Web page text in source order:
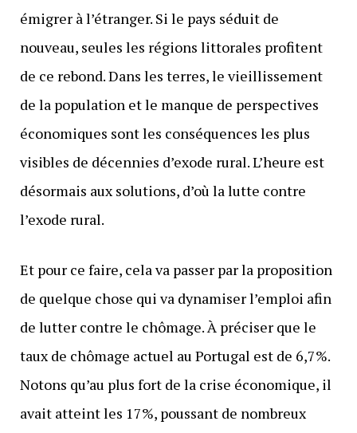
émigrer à l’étranger. Si le pays séduit de
nouveau, seules les régions littorales profitent
de ce rebond. Dans les terres, le vieillissement
de la population et le manque de perspectives
économiques sont les conséquences les plus
visibles de décennies d’exode rural. L’heure est
désormais aux solutions, d’où la lutte contre
l’exode rural.
Et pour ce faire, cela va passer par la proposition
de quelque chose qui va dynamiser l’emploi afin
de lutter contre le chômage. À préciser que le
taux de chômage actuel au Portugal est de 6,7%.
Notons qu’au plus fort de la crise économique, il
avait atteint les 17%, poussant de nombreux